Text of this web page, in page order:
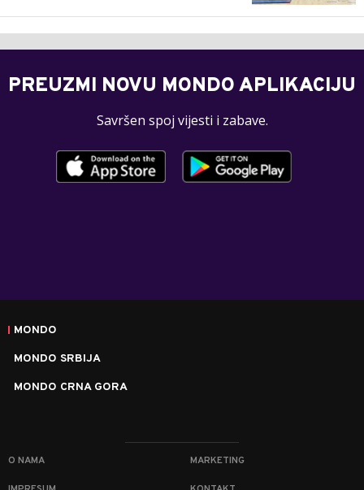
PREUZMI NOVU MONDO APLIKACIJU
Savršen spoj vijesti i zabave.
MONDO
MONDO SRBIJA
MONDO CRNA GORA
O NAMA MARKETING